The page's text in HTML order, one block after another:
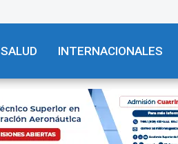
SALUD INTERNACIONALES